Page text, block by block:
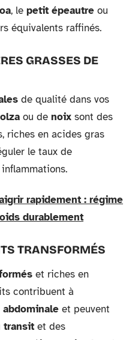
, le petit épeautre ou
équivalents raffinés.
GRASSES DE
de qualité dans vos
ou de noix sont des
riches en acides gras
le taux de
rapidement : régime
durablement
TRANSFORMÉS
et riches en
contribuent à
et peuvent
transit et des